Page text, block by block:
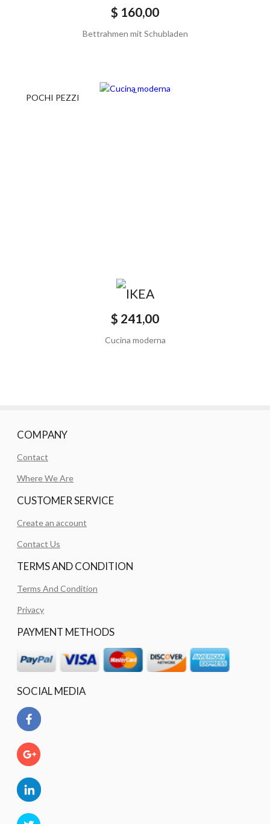
$ 160,00
Bettrahmen mit Schubladen
POCHI PEZZI
$ 241,00
Cucina moderna
COMPANY
Contact
Where We Are
CUSTOMER SERVICE
Create an account
Contact Us
TERMS AND CONDITION
Terms And Condition
Privacy
PAYMENT METHODS
SOCIAL MEDIA